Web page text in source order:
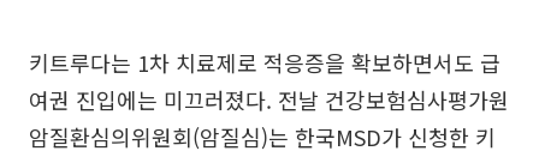
키트루다는 1차 치료제로 적응증을 확보하면서도 급
여권 진입에는 미끄러졌다. 전날 건강보험심사평가원
암질환심의위원회(암질심)는 한국MSD가 신청한 키